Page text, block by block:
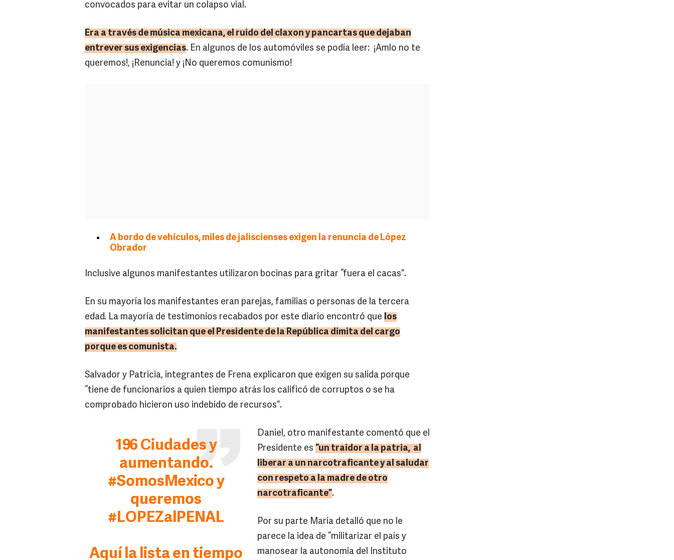
convocados para evitar un colapso vial.
Era a través de música mexicana, el ruido del claxon y pancartas que dejaban
entrever sus exigencias. En algunos de los automóviles se podía leer: ¡Amlo no te
queremos!, ¡Renuncia! y ¡No queremos comunismo!
A bordo de vehículos, miles de jaliscienses exigen la renuncia de López
Obrador
Inclusive algunos manifestantes utilizaron bocinas para gritar “fuera el cacas”.
En su mayoría los manifestantes eran parejas, familias o personas de la tercera
edad. La mayoría de testimonios recabados por este diario encontró que los
manifestantes solicitan que el Presidente de la República dimita del cargo
porque es comunista.
Salvador y Patricia, integrantes de Frena explicaron que exigen su salida porque
“tiene de funcionarios a quien tiempo atrás los calificó de corruptos o se ha
comprobado hicieron uso indebido de recursos”.
196 Ciudades y
aumentando.
#SomosMexicoy
queremos
#LOPEZalPENAL
Aquí la lista en tiempo
Daniel, otro manifestante comentó que el
Presidente es “un traidor a la patria, al
liberar a un narcotraficante y al saludar
con respeto a la madre de otro
narcotraficante”.
Por su parte María detalló que no le
parece la idea de “militarizar el país y
manosear la autonomía del Instituto